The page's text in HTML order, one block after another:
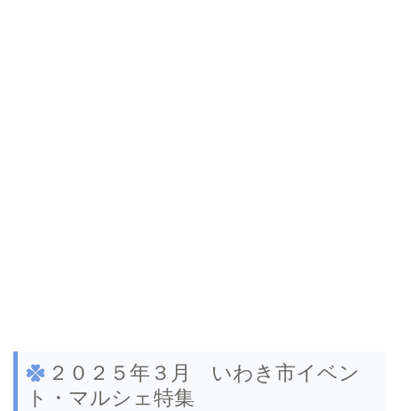
２０２５年３月 いわき市イベン
ト・マルシェ特集